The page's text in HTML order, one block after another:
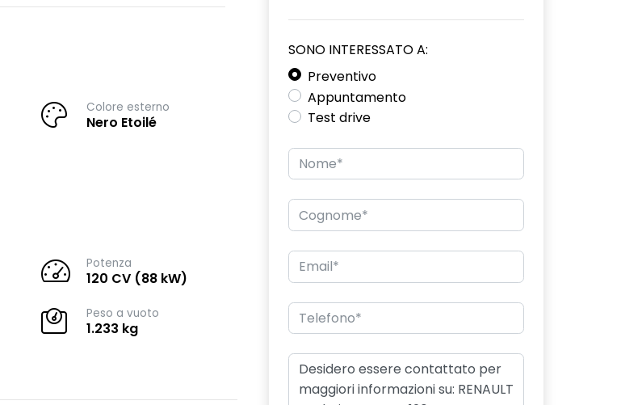
Colore esterno
Nero Etoilé
Potenza
120 CV (88 kW)
Peso a vuoto
1.233 kg
SONO INTERESSATO A:
Preventivo
Appuntamento
Test drive